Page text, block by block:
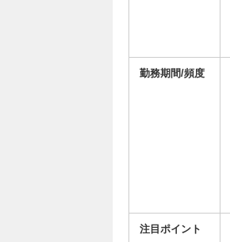
勤務期間/頻度
注目ポイント